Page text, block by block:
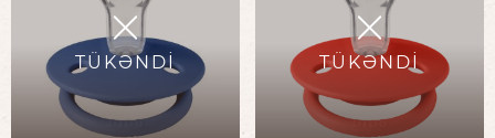
TÜKƏNDİ TÜKƏNDİ